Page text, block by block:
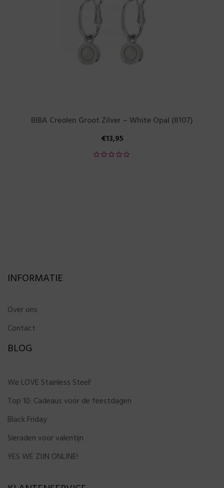
BIBA Creolen Groot Zilver – White Opal (8107)
€13,95
INFORMATIE
Over ons
Contact
BLOG
We LOVE Stainless Steel!
Top 10: Cadeaus voor de feestdagen
Black Friday
Sieraden voor valentijn
YES WE ZIJN ONLINE!